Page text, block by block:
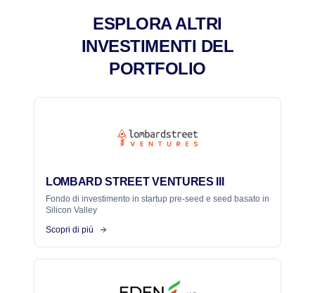
ESPLORA ALTRI
INVESTIMENTI DEL
PORTFOLIO
LOMBARD STREET VENTURES III
Fondo di investimento in startup pre-seed e seed basato in
Silicon Valley
Scopri di più